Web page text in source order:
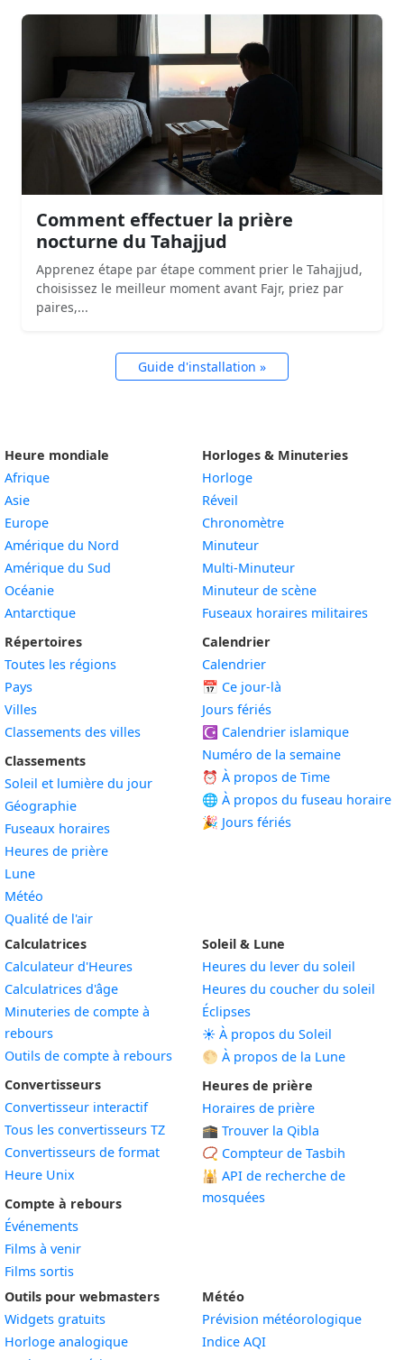
Comment effectuer la prière
nocturne du Tahajjud
Apprenez étape par étape comment prier le Tahajjud,
choisissez le meilleur moment avant Fajr, priez par
paires,...
Guide d'installation »
Heure mondiale
Afrique
Asie
Europe
Amérique du Nord
Amérique du Sud
Océanie
Antarctique
Répertoires
Toutes les régions
Pays
Villes
Classements des villes
Classements
Soleil et lumière du jour
Géographie
Fuseaux horaires
Heures de prière
Lune
Météo
Qualité de l'air
Horloges & Minuteries
Horloge
Réveil
Chronomètre
Minuteur
Multi-Minuteur
Minuteur de scène
Fuseaux horaires militaires
Calendrier
Calendrier
📅 Ce jour-là
Jours fériés
☪️ Calendrier islamique
Numéro de la semaine
⏰ À propos de Time
🌐 À propos du fuseau horaire
🎉 Jours fériés
Calculatrices
Calculateur d'Heures
Calculatrices d'âge
Minuteries de compte à
rebours
Outils de compte à rebours
Convertisseurs
Convertisseur interactif
Tous les convertisseurs TZ
Convertisseurs de format
Heure Unix
Compte à rebours
Événements
Films à venir
Films sortis
Soleil & Lune
Heures du lever du soleil
Heures du coucher du soleil
Éclipses
☀️ À propos du Soleil
🌕 À propos de la Lune
Heures de prière
Horaires de prière
🕋 Trouver la Qibla
📿 Compteur de Tasbih
🕌 API de recherche de
mosquées
Outils pour webmasters
Widgets gratuits
Horloge analogiqueWidget
Météo
Prévision météorologique
Indice AQI